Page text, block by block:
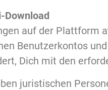
Download
auf der Plattform
Benutzerkontos
Dich mit den
juristischen